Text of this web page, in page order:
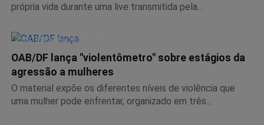
própria vida durante uma live transmitida pela...
CONTEÚDO PATROCINADO
OAB/DF lança "violentômetro" sobre estágios da
agressão a mulheres
O material expõe os diferentes níveis de violência que
uma mulher pode enfrentar, organizado em três...